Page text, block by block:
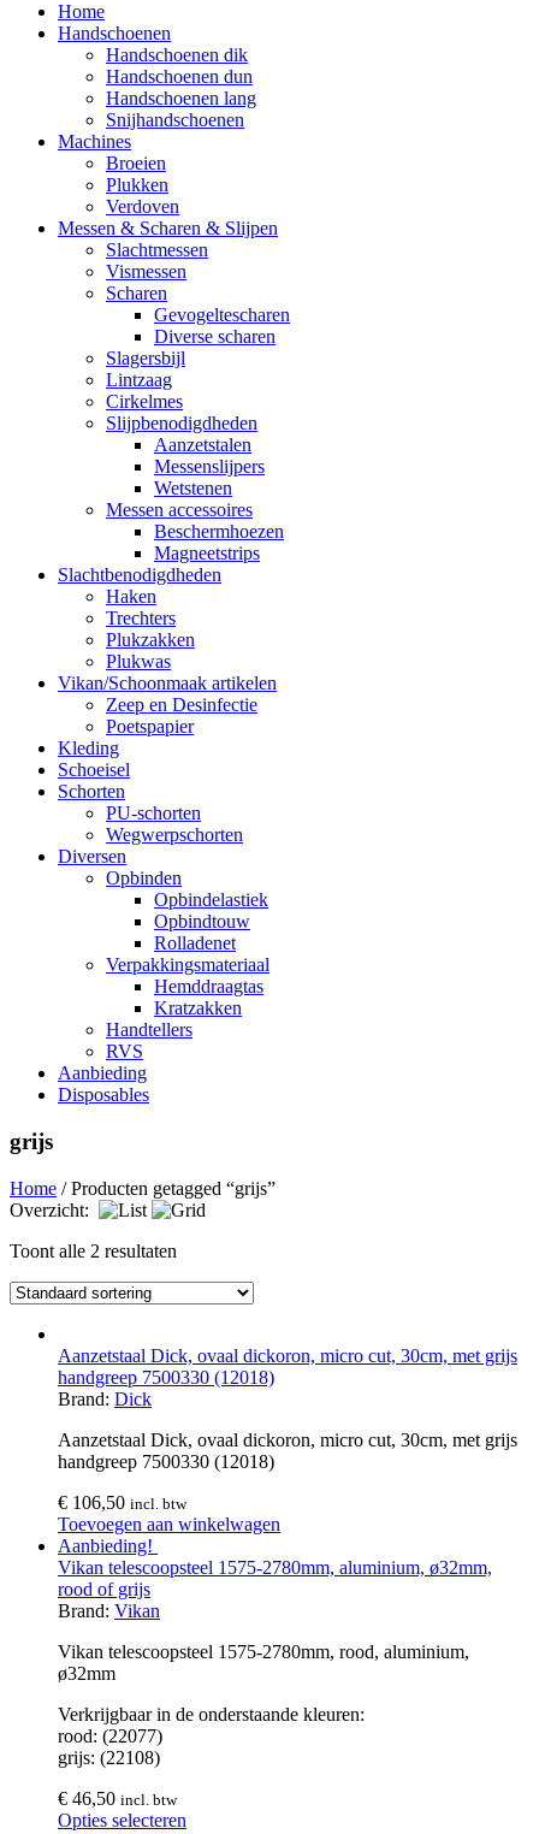
Home
Handschoenen
Handschoenen dik
Handschoenen dun
Handschoenen lang
Snijhandschoenen
Machines
Broeien
Plukken
Verdoven
Messen & Scharen & Slijpen
Slachtmessen
Vismessen
Scharen
Gevogeltescharen
Diverse scharen
Slagersbijl
Lintzaag
Cirkelmes
Slijpbenodigdheden
Aanzetstalen
Messenslijpers
Wetstenen
Messen accessoires
Beschermhoezen
Magneetstrips
Slachtbenodigdheden
Haken
Trechters
Plukzakken
Plukwas
Vikan/Schoonmaak artikelen
Zeep en Desinfectie
Poetspapier
Kleding
Schoeisel
Schorten
PU-schorten
Wegwerpschorten
Diversen
Opbinden
Opbindelastiek
Opbindtouw
Rolladenet
Verpakkingsmateriaal
Hemddraagtas
Kratzakken
Handtellers
RVS
Aanbieding
Disposables
grijs
Home / Producten getagged “grijs”
Overzicht:
Toont alle 2 resultaten
Aanzetstaal Dick, ovaal dickoron, micro cut, 30cm, met grijs
handgreep 7500330 (12018)
Brand: Dick
Aanzetstaal Dick, ovaal dickoron, micro cut, 30cm, met grijs
handgreep 7500330 (12018)
€ 106,50 incl. btw
Toevoegen aan winkelwagen
Aanbieding!
Vikan telescoopsteel 1575-2780mm, aluminium, ø32mm,
rood of grijs
Brand: Vikan
Vikan telescoopsteel 1575-2780mm, rood, aluminium,
ø32mm
Verkrijgbaar in de onderstaande kleuren:
rood: (22077)
grijs: (22108)
€ 46,50 incl. btw
Opties selecteren